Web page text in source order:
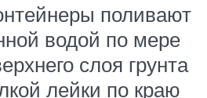
поливают
водой по мере
слоя грунта
лейки по краю